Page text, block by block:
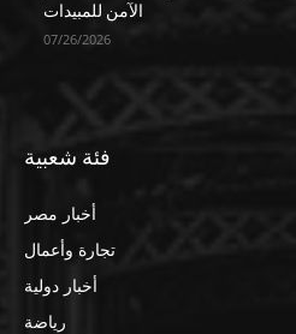
الآمن للمبيدات
07/26/2026
فئة شعبية
أخبار مصر
تجارة وأعمال
أخبار دولية
رياضة